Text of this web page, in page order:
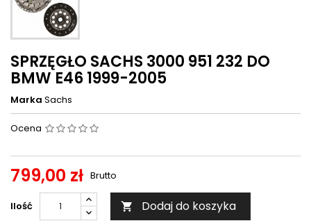
SPRZĘGŁO SACHS 3000 951 232 DO
BMW E46 1999-2005
Marka Sachs
Ocena
799,00 zł Brutto
Ilość  Dodaj do koszyka